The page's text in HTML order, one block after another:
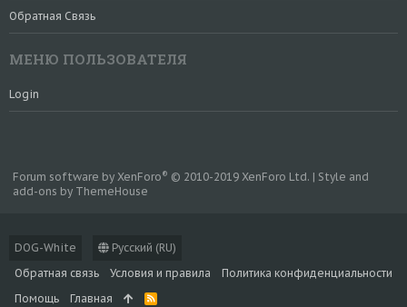
Обратная Связь
МЕНЮ ПОЛЬЗОВАТЕЛЯ
Login
DOG-White
Русский (RU)
Обратная связь
Условия и правила
Политика конфиденциальности
Помощь
Главная
R
Forum software by XenForo® © 2010-2019 XenForo Ltd. | Style and
add-ons by ThemeHouse